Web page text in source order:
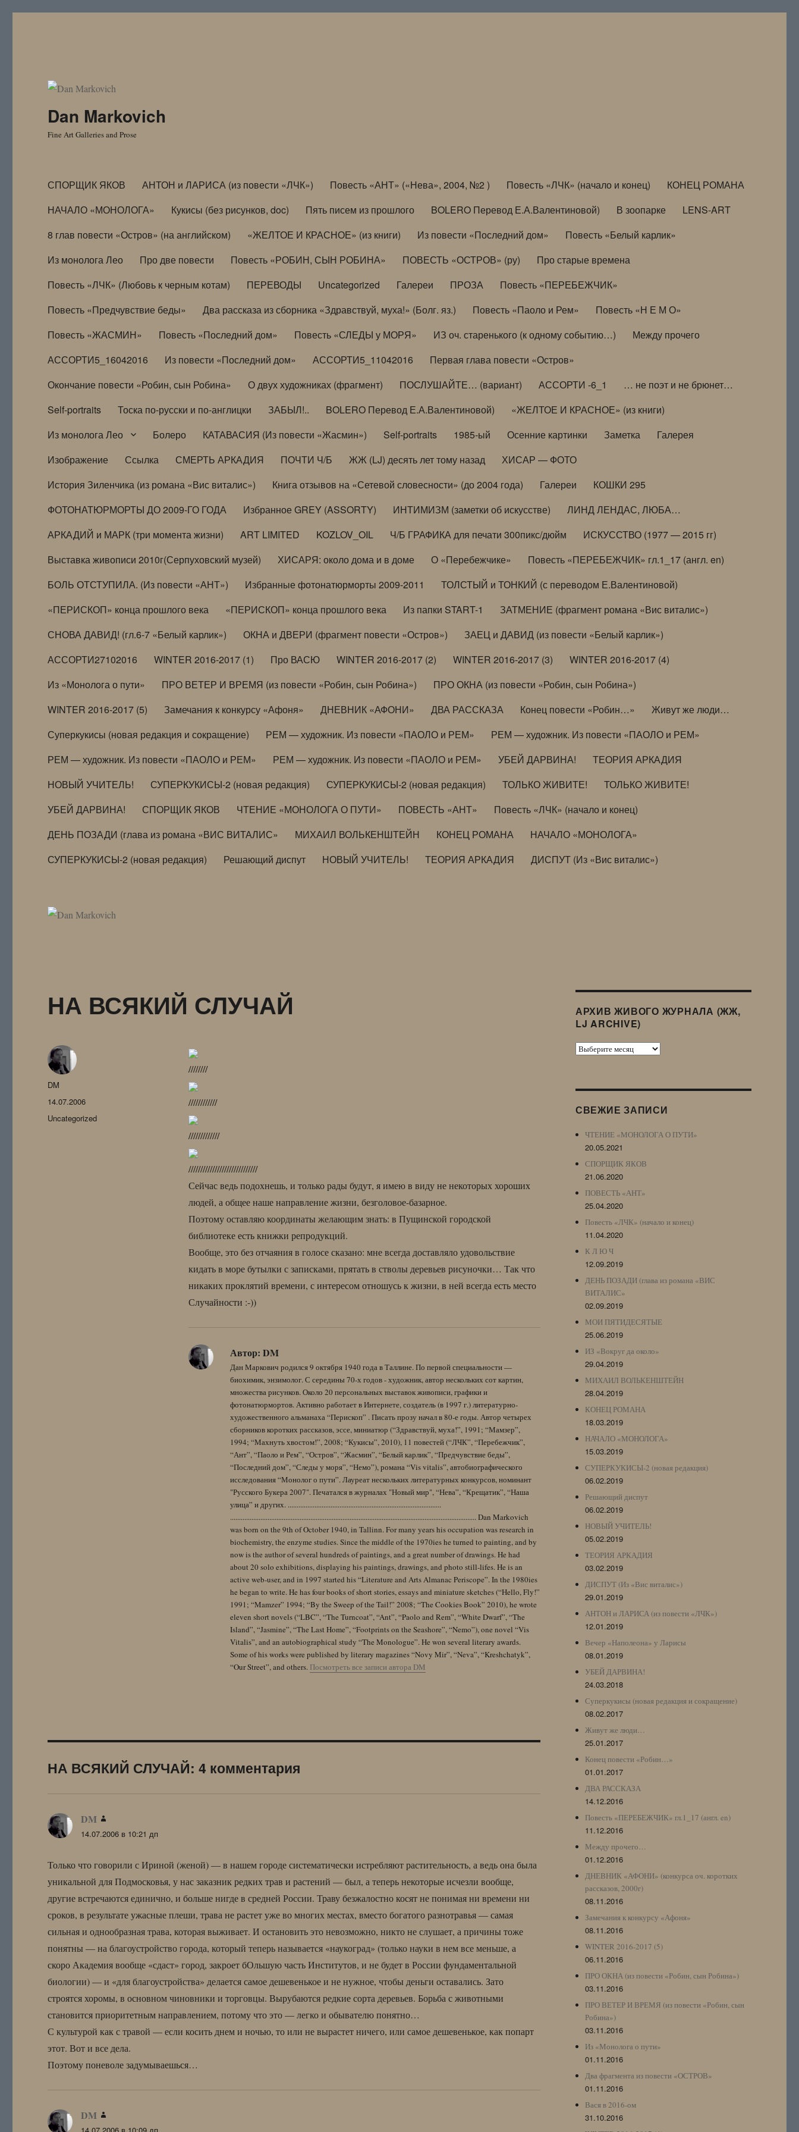
Dan Markovich
Fine Art Galleries and Prose
СПОРЩИК ЯКОВ АНТОН и ЛАРИСА (из повести «ЛЧК») Повесть «АНТ» («Нева», 2004, №2 ) Повесть «ЛЧК» (начало и конец)
КОНЕЦ РОМАНА
НАЧАЛО «МОНОЛОГА»
Кукисы (без рисунков, doc) Пять писем из прошлого BOLERO Перевод Е.А.Валентиновой) В зоопарке
LENS-ART
8 глав повести «Остров» (на английском)
«ЖЕЛТОЕ И КРАСНОЕ» (из книги) Из повести «Последний дом»
Повесть «Белый карлик»
Из монолога Лео
Про две повести Повесть «РОБИН, СЫН РОБИНА» ПОВЕСТЬ «ОСТРОВ» (ру)
Про старые времена
Повесть «ЛЧК» (Любовь к черным котам)
ПЕРЕВОДЫ Uncategorized Галереи ПРОЗА
Повесть «ПЕРЕБЕЖЧИК»
Повесть «Предчувствие беды»
Два рассказа из сборника «Здравствуй, муха!» (Болг. яз.) Повесть «Паоло и Рем»
Повесть «Н Е М О»
Повесть «ЖАСМИН»
Повесть «Последний дом» Повесть «СЛЕДЫ у МОРЯ» ИЗ оч. старенького (к одному событию…)
Между прочего
АССОРТИ5_16042016
Из повести «Последний дом» АССОРТИ5_11042016
Первая глава повести «Остров»
Окончание повести «Робин, сын Робина»
О двух художниках (фрагмент) ПОСЛУШАЙТЕ… (вариант) АССОРТИ -6_1
… не поэт и не брюнет…
Self-portraits
Тоска по-русски и по-англицки ЗАБЫЛ!.. BOLERO Перевод Е.А.Валентиновой)
«ЖЕЛТОЕ И КРАСНОЕ» (из книги)
Из монолога Лео
Болеро КАТАВАСИЯ (Из повести «Жасмин») Self-portraits 1985-ый Осенние картинки Заметка
Галерея
Изображение
Ссылка СМЕРТЬ АРКАДИЯ ПОЧТИ Ч/Б ЖЖ (LJ) десять лет тому назад
ХИСАР — ФОТО
История Зиленчика (из романа «Вис виталис»)
Книга отзывов на «Сетевой словесности» (до 2004 года) Галереи
КОШКИ 295
ФОТОНАТЮРМОРТЫ ДО 2009-ГО ГОДА
Избранное GREY (ASSORTY) ИНТИМИЗМ (заметки об искусстве)
ЛИНД ЛЕНДАС, ЛЮБА…
АРКАДИЙ и МАРК (три момента жизни)
ART LIMITED KOZLOV_OIL Ч/Б ГРАФИКА для печати 300пикс/дюйм
ИСКУССТВО (1977 — 2015 гг)
Выставка живописи 2010г(Серпуховский музей)
ХИСАРЯ: около дома и в доме О «Перебежчике»
Повесть «ПЕРЕБЕЖЧИК» гл.1_17 (англ. en)
БОЛЬ ОТСТУПИЛА. (Из повести «АНТ»)
Избранные фотонатюрморты 2009-2011
ТОЛСТЫЙ и ТОНКИЙ (с переводом Е.Валентиновой)
«ПЕРИСКОП» конца прошлого века
«ПЕРИСКОП» конца прошлого века Из папки START-1
ЗАТМЕНИЕ (фрагмент романа «Вис виталис»)
СНОВА ДАВИД! (гл.6-7 «Белый карлик»)
ОКНА и ДВЕРИ (фрагмент повести «Остров»)
ЗАЕЦ и ДАВИД (из повести «Белый карлик»)
АССОРТИ27102016
WINTER 2016-2017 (1) Про ВАСЮ WINTER 2016-2017 (2) WINTER 2016-2017 (3)
WINTER 2016-2017 (4)
Из «Монолога о пути»
ПРО ВЕТЕР И ВРЕМЯ (из повести «Робин, сын Робина»)
ПРО ОКНА (из повести «Робин, сын Робина»)
WINTER 2016-2017 (5)
Замечания к конкурсу «Афоня» ДНЕВНИК «АФОНИ» ДВА РАССКАЗА Конец повести «Робин…»
Живут же люди…
Суперкукисы (новая редакция и сокращение)
РЕМ — художник. Из повести «ПАОЛО и РЕМ»
РЕМ — художник. Из повести «ПАОЛО и РЕМ»
РЕМ — художник. Из повести «ПАОЛО и РЕМ»
РЕМ — художник. Из повести «ПАОЛО и РЕМ» УБЕЙ ДАРВИНА!
ТЕОРИЯ АРКАДИЯ
НОВЫЙ УЧИТЕЛЬ!
СУПЕРКУКИСЫ-2 (новая редакция) СУПЕРКУКИСЫ-2 (новая редакция) ТОЛЬКО ЖИВИТЕ!
ТОЛЬКО ЖИВИТЕ!
УБЕЙ ДАРВИНА!
СПОРЩИК ЯКОВ ЧТЕНИЕ «МОНОЛОГА О ПУТИ» ПОВЕСТЬ «АНТ»
Повесть «ЛЧК» (начало и конец)
ДЕНЬ ПОЗАДИ (глава из романа «ВИС ВИТАЛИС»
МИХАИЛ ВОЛЬКЕНШТЕЙН КОНЕЦ РОМАНА
НАЧАЛО «МОНОЛОГА»
СУПЕРКУКИСЫ-2 (новая редакция)
Решающий диспут НОВЫЙ УЧИТЕЛЬ! ТЕОРИЯ АРКАДИЯ ДИСПУТ (Из «Вис виталис»)
НА ВСЯКИЙ СЛУЧАЙ
////////
////////////
/////////////
/////////////////////////////
Сейчас ведь подохнешь, и только рады будут, я имею в виду не некоторых хороших
людей, а общее наше направление жизни, безголовое-базарное.
Поэтому оставляю координаты желающим знать: в Пущинской городской
библиотеке есть книжки репродукций.
Вообще, это без отчаяния в голосе сказано: мне всегда доставляло удовольствие
кидать в море бутылки с записками, прятать в стволы деревьев рисуночки… Так что
никаких проклятий времени, с интересом отношусь к жизни, в ней всегда есть место
Случайности :-))
Автор: DM
Дан Маркович родился 9 октября 1940 года в Таллине. По первой специальности —
биохимик, энзимолог. С середины 70-х годов - художник, автор нескольких сот картин,
множества рисунков. Около 20 персональных выставок живописи, графики и
фотонатюрмортов. Активно работает в Интернете, создатель (в 1997 г.) литературно-
художественного альманаха “Перископ” . Писать прозу начал в 80-е годы. Автор четырех
сборников коротких рассказов, эссе, миниатюр (“Здравствуй, муха!”, 1991; “Мамзер”,
1994; “Махнуть хвостом!”, 2008; “Кукисы”, 2010), 11 повестей (“ЛЧК”, “Перебежчик”,
“Ант”, “Паоло и Рем”, “Остров”, “Жасмин”, “Белый карлик”, “Предчувствие беды”,
“Последний дом”, “Следы у моря”, “Немо”), романа “Vis vitalis”, автобиографического
исследования “Монолог о пути”. Лауреат нескольких литературных конкурсов, номинант
"Русского Букера 2007". Печатался в журналах "Новый мир", “Нева”, “Крещатик”, “Наша
улица” и других. ......................................................................................
.......................................................................................................................................... Dan Markovich
was born on the 9th of October 1940, in Tallinn. For many years his occupation was research in
biochemistry, the enzyme studies. Since the middle of the 1970ies he turned to painting, and by
now is the author of several hundreds of paintings, and a great number of drawings. He had
about 20 solo exhibitions, displaying his paintings, drawings, and photo still-lifes. He is an
active web-user, and in 1997 started his “Literature and Arts Almanac Periscope”. In the 1980ies
he began to write. He has four books of short stories, essays and miniature sketches (“Hello, Fly!”
1991; “Mamzer” 1994; “By the Sweep of the Tail!” 2008; “The Cookies Book” 2010), he wrote
eleven short novels (“LBC”, “The Turncoat”, “Ant”, “Paolo and Rem”, “White Dwarf”, “The
Island”, “Jasmine”, “The Last Home”, “Footprints on the Seashore”, “Nemo”), one novel “Vis
Vitalis”, and an autobiographical study “The Monologue”. He won several literary awards.
Some of his works were published by literary magazines “Novy Mir”, “Neva”, “Kreshchatyk”,
“Our Street”, and others. Посмотреть все записи автора DM
Автор
DM
Опубликовано
14.07.2006
Рубрики
Uncategorized
НА ВСЯКИЙ СЛУЧАЙ: 4 комментария
DM
14.07.2006 в 10:21 дп
Только что говорили с Ириной (женой) — в нашем городе систематически истребляют растительность, а ведь она была
уникальной для Подмосковья, у нас заказник редких трав и растений — был, а теперь некоторые исчезли вообще,
другие встречаются единично, и больше нигде в средней России. Траву безжалостно косят не понимая ни времени ни
сроков, в результате ужасные плеши, трава не растет уже во многих местах, вместо богатого разнотравья — самая
сильная и однообразная трава, которая выживает. И остановить это невозможно, никто не слушает, а причины тоже
понятны — на благоустройство города, который теперь называется «наукоград» (только науки в нем все меньше, а
скоро Академия вообще «сдаст» город, закроет бОльшую часть Институтов, и не будет в России фундаментальной
биологии) — и «для благоустройства» делается самое дешевенькое и не нужное, чтобы деньги оставались. Зато
строятся хоромы, в основном чиновники и торговцы. Вырубаются редкие сорта деревьев. Борьба с животными
становится приоритетным направлением, потому что это — легко и обывателю понятно…
С культурой как с травой — если косить днем и ночью, то или не вырастет ничего, или самое дешевенькое, как попарт
этот. Вот и все дела.
Поэтому поневоле задумываешься…
DM
АРХИВ ЖИВОГО ЖУРНАЛА (ЖЖ,
LJ ARCHIVE)
Архив
Archive)
СВЕЖИЕ ЗАПИСИ
ЧТЕНИЕ «МОНОЛОГА О ПУТИ»
20.05.2021
СПОРЩИК ЯКОВ
21.06.2020
ПОВЕСТЬ «АНТ»
25.04.2020
Повесть «ЛЧК» (начало и конец)
11.04.2020
К Л Ю Ч
12.09.2019
ДЕНЬ ПОЗАДИ (глава из романа «ВИС
ВИТАЛИС»
02.09.2019
МОИ ПЯТИДЕСЯТЫЕ
25.06.2019
ИЗ «Вокруг да около»
29.04.2019
МИХАИЛ ВОЛЬКЕНШТЕЙН
28.04.2019
КОНЕЦ РОМАНА
18.03.2019
НАЧАЛО «МОНОЛОГА»
15.03.2019
СУПЕРКУКИСЫ-2 (новая редакция)
06.02.2019
Решающий диспут
06.02.2019
НОВЫЙ УЧИТЕЛЬ!
05.02.2019
ТЕОРИЯ АРКАДИЯ
03.02.2019
ДИСПУТ (Из «Вис виталис»)
29.01.2019
АНТОН и ЛАРИСА (из повести «ЛЧК»)
12.01.2019
Вечер «Наполеона» у Ларисы
08.01.2019
УБЕЙ ДАРВИНА!
24.03.2018
Суперкукисы (новая редакция и сокращение)
08.02.2017
Живут же люди…
25.01.2017
Конец повести «Робин…»
01.01.2017
ДВА РАССКАЗА
14.12.2016
Повесть «ПЕРЕБЕЖЧИК» гл.1_17 (англ. en)
11.12.2016
Между прочего…
01.12.2016
ДНЕВНИК «АФОНИ» (конкурса оч. коротких
рассказов, 2000г)
08.11.2016
Замечания к конкурсу «Афоня»
08.11.2016
WINTER 2016-2017 (5)
06.11.2016
ПРО ОКНА (из повести «Робин, сын Робина»)
03.11.2016
ПРО ВЕТЕР И ВРЕМЯ (из повести «Робин, сын
Робина»)
03.11.2016
Из «Монолога о пути»
01.11.2016
Два фрагмента из повести «ОСТРОВ»
01.11.2016
Вася в 2016-ом
31.10.2016